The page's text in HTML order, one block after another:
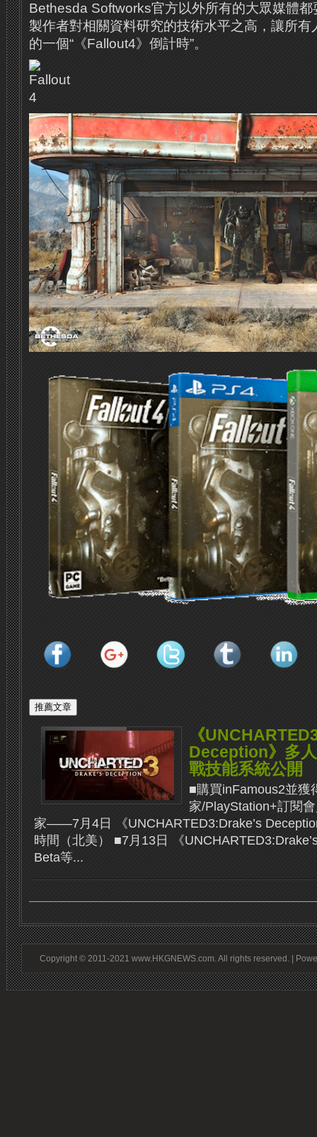
Bethesda Softworks官方以外所有的大眾媒體
製作者對相關資料研究的技術水平之高，讓所有
的一個“《Fallout4》倒計時”。
《
Deception》多
戰技能系統公開
■購買inFamous2並獲
家/PlayStation+訂閱
家——7月4日 《UNCHARTED3:Drake’s
時間（北美） ■7月13日 《
Beta等...
Copyright © 2011-2021 www.HKGNEWS.com. All rights reserved. |